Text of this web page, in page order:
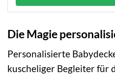
Die Magie
Personalisierte
kuscheliger Begleiter für